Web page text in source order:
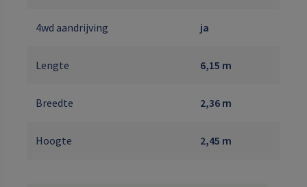
4wd aandrijving ja
Lengte 6,15 m
Breedte 2,36 m
Hoogte 2,45 m